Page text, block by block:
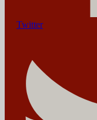
Twitter